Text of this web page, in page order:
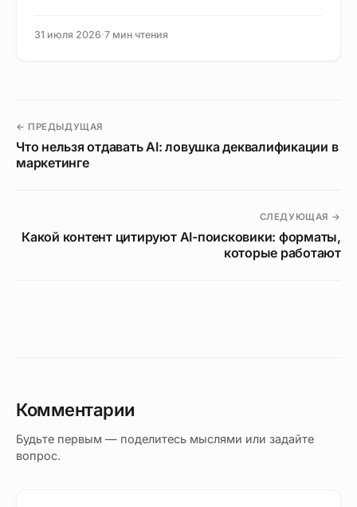
31 июля 2026·7 мин чтения
← ПРЕДЫДУЩАЯ
Что нельзя отдавать AI: ловушка деквалификации в
маркетинге
СЛЕДУЮЩАЯ →
Какой контент цитируют AI-поисковики: форматы,
которые работают
Комментарии
Будьте первым — поделитесь мыслями или задайте
вопрос.